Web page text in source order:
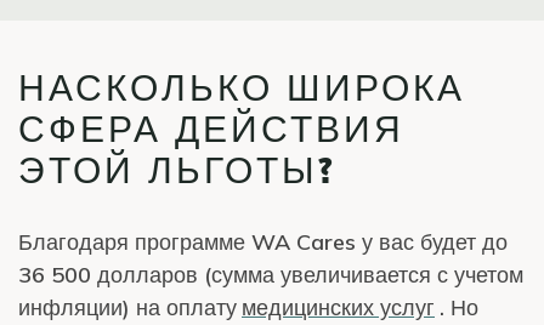
НАСКОЛЬКО ШИРОКА
СФЕРА ДЕЙСТВИЯ
ЭТОЙ ЛЬГОТЫ?
Благодаря программе WA Cares у вас будет до
36 500 долларов (сумма увеличивается с учетом
инфляции) на оплату медицинских услуг . Но